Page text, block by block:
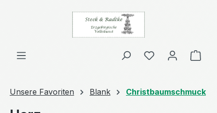
Zum Hauptinhalt springen
Unsere Favoriten Blank Christbaumschmuck